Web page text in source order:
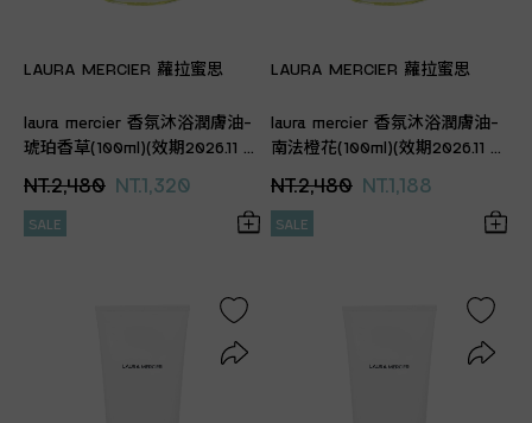
LAURA MERCIER 蘿拉蜜思
laura mercier 香氛沐浴潤膚油-
琥珀香草(100ml)(效期2026.11 專
NT.2,480 NT.1,320
SALE
LAURA MERCIER 蘿拉蜜思
laura mercier 香氛沐浴潤膚油-
南法橙花(100ml)(效期2026.11 專
NT.2,480 NT.1,188
SALE